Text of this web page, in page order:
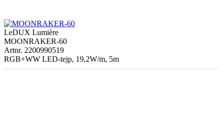
LeDUX Lumière
MOONRAKER-60
Artnr. 2200990519
RGB+WW LED-tejp, 19,2W/m, 5m